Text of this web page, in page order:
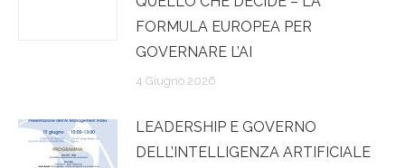
FORMULA EUROPEA PER
GOVERNARE L’AI
4 Giugno 2026
LEADERSHIP E GOVERNO
DELL’INTELLIGENZA ARTIFICIALE